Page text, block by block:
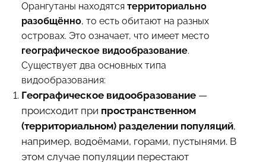
Орангутаны находятся территориально
разобщённо, то есть обитают на разных
островах. Это означает, что имеет место
географическое видообразование.
Существует два основных типа
видообразования:
Географическое видообразование—
происходит при пространственном
(территориальном) разделении популяций,
например, водоёмами, горами, пустынями. В
этом случае популяции перестают